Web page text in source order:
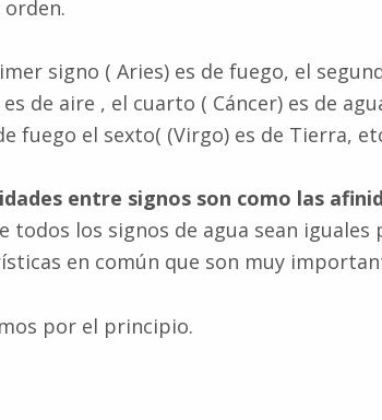
signo ( Aries) es de fuego, el
de aire , el cuarto ( Cáncer) es de
fuego el sexto( (Virgo) es de Tierra,
entre signos son como las
todos los signos de agua sean
en común que son muy
por el principio.